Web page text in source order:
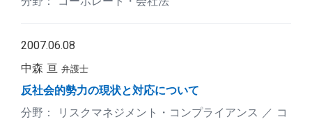
2007.06.08
中森 亘 弁護士
反社会的勢力の現状と対応について
リスクマネジメント・コンプライアンス
コ